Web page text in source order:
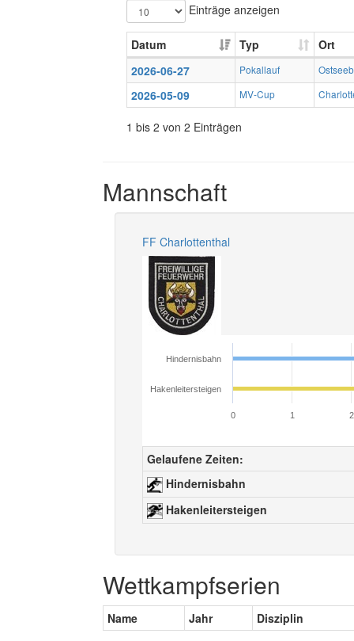
Einträge anzeigen
Datum Typ
Ort
2026-06-27
Pokallauf
2026-05-09 MV-Cup
1 bis 2 von 2 Einträgen
Mannschaft
FF Charlottenthal
Hindernisbahn
Hakenleitersteigen
0 1 2
Gelaufene Zeiten:
Hindernisbahn
Hakenleitersteigen
Wettkampfserien
Name Jahr Disziplin